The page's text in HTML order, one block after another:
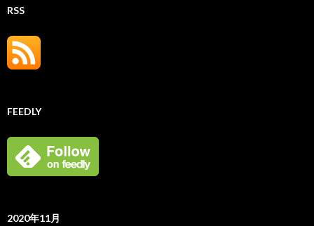
RSS
FEEDLY
2020年11月